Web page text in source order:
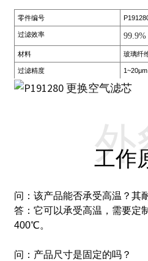
零件编号
过滤效率 99.9%
材料 玻璃纤
过滤精度 1~20μm
工作
外
问：该产品能否承受高温？其
答：它可以承受高温，需要定
400℃。
问：产品尺寸是固定的吗？